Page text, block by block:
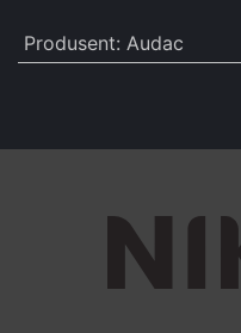
Produsent: Audac